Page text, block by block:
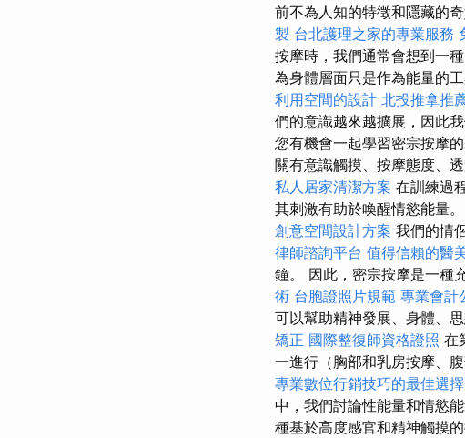
前不為人知的特徵和隱藏的奇
製 台北護理之家的專業服務
按摩時，我們通常會想到一
為身體層面只是作為能量的工
利用空間的設計 北投推拿推
們的意識越來越擴展，因此
您有機會一起學習密宗按摩
關有意識觸摸、按摩態度、
私人居家清潔方案 在訓練過
其刺激有助於喚醒情慾能量。
創意空間設計方案 我們的情
律師諮詢平台 值得信賴的醫
鐘。 因此，密宗按摩是一種
術 台胞證照片規範 專業會計
可以幫助精神發展、身體、
矯正 國際整復師資格證照 在
一進行（胸部和乳房按摩、
專業數位行銷技巧的最佳選擇
中，我們討論性能量和情慾
種基於高度感官和精神觸摸